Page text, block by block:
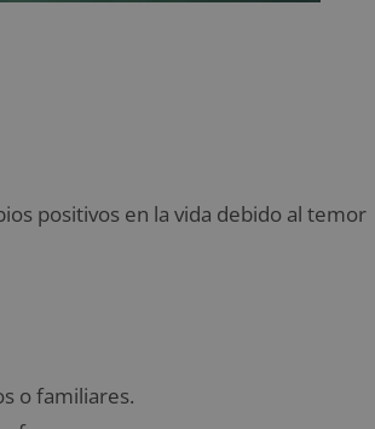
positivos en la vida debido al temor
o familiares.